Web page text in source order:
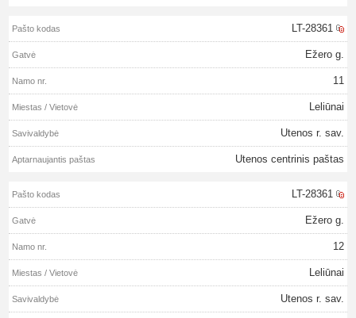
LT-28361
Ežero g.
11
Leliūnai
Utenos r. sav.
Utenos centrinis paštas
LT-28361
Ežero g.
12
Leliūnai
Utenos r. sav.